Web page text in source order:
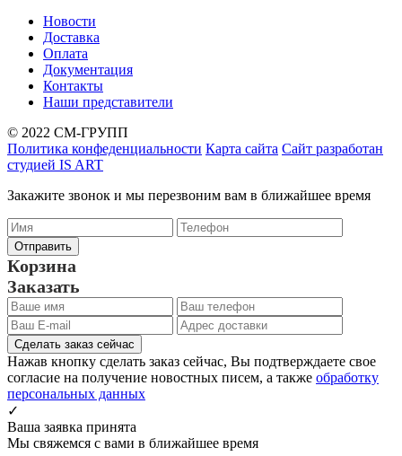
Новости
Доставка
Оплата
Документация
Контакты
Наши представители
© 2022 СМ-ГРУПП
Политика конфеденциальности Карта сайта Сайт разработан
студией IS ART
Закажите звонок и мы перезвоним вам в ближайшее время
Корзина
Заказать
Сделать заказ сейчас
Нажав кнопку сделать заказ сейчас, Вы подтверждаете свое
согласие на получение новостных писем, а также обработку
персональных данных
✓
Ваша заявка принята
Мы свяжемся с вами в ближайшее время